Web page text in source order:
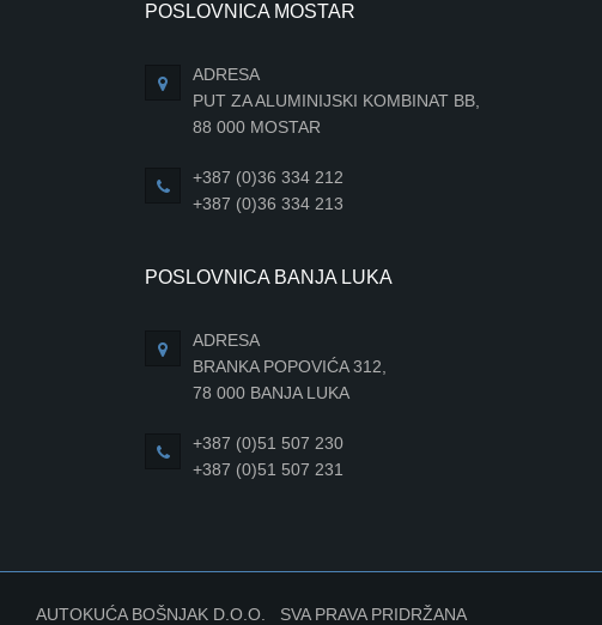
POSLOVNICA MOSTAR
ADRESA
PUT ZA ALUMINIJSKI KOMBINAT BB,
88 000 MOSTAR
+387 (0)36 334 212
+387 (0)36 334 213
POSLOVNICA BANJA LUKA
ADRESA
BRANKA POPOVIĆA 312,
78 000 BANJA LUKA
+387 (0)51 507 230
+387 (0)51 507 231
AUTOKUĆA BOŠNJAK D.O.O. SVA PRAVA PRIDRŽANA